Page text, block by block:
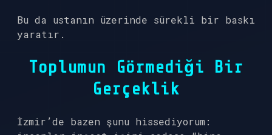
Bu da ustanın üzerinde sürekli bir baskı
yaratır.
Toplumun Görmediği Bir
Gerçeklik
İzmir’de bazen şunu hissediyorum: